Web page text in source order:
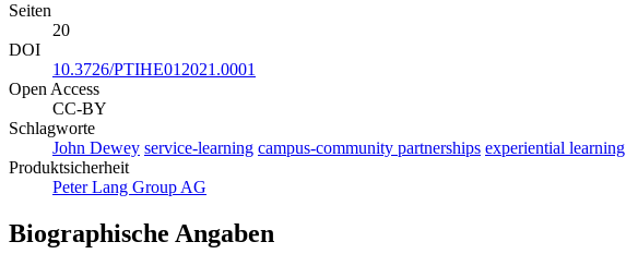
Seiten
20
DOI
10.3726/PTIHE012021.0001
Open Access
CC-BY
Schlagworte
John Dewey service-learning campus-community partnerships experiential learning
Produktsicherheit
Peter Lang Group AG
Biographische Angaben